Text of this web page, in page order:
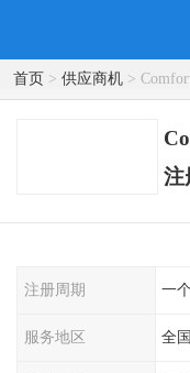
首页> 供应商机>
册号
注
注册周期 一
服务地区 全国